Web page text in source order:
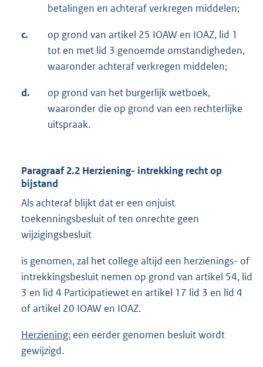
betalingen en achteraf verkregen middelen;
c.
op grond van artikel 25 IOAW en IOAZ, lid 1
tot en met lid 3 genoemde omstandigheden,
waaronder achteraf verkregen middelen;
d.
op grond van het burgerlijk wetboek,
waaronder die op grond van een rechterlijke
uitspraak.
Paragraaf 2.2 Herziening- intrekking recht op
bijstand
Als achteraf blijkt dat er een onjuist
toekenningsbesluit of ten onrechte geen
wijzigingsbesluit
is genomen, zal het college altijd een herzienings- of
intrekkingsbesluit nemen op grond van artikel 54, lid
3 en lid 4 Participatiewet en artikel 17 lid 3 en lid 4
of artikel 20 IOAW en IOAZ.
Herziening: een eerder genomen besluit wordt
gewijzigd.